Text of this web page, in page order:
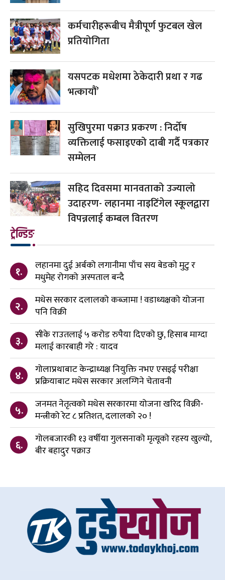
कर्मचारीहरूबीच मैत्रीपूर्ण फुटबल खेल
प्रतियोगिता
यसपटक मधेशमा ठेकेदारी प्रथा र गढ
भत्कायौं’
सुखिपुरमा पक्राउ प्रकरण : निर्दोष
व्यक्तिलाई फसाइएको दाबी गर्दै पत्रकार
सम्मेलन
सहिद दिवसमा मानवताको उज्यालो
उदाहरण- लहानमा नाइटिंगेल स्कूलद्वारा
विपन्नलाई कम्बल वितरण
ट्रेन्डिङ
१.
लहानमा दुई अर्बको लगानीमा पाँच सय बेडको मुटु र
मधुमेह रोगको अस्पताल बन्दै
२.
मधेस सरकार दलालको कब्जामा ! वडाध्यक्षको योजना
पनि विक्री
३.
सीके राउतलाई ५ करोड रुपैया दिएको छु, हिसाब माग्दा
मलाई कारबाही गरे : यादव
४.
गोलाप्रथाबाट केन्द्राध्यक्ष नियुक्ति नभए एसइई परीक्षा
प्रक्रियाबाट मधेस सरकार अलग्गिने चेतावनी
५.
जनमत नेतृत्वको मधेस सरकारमा योजना खरिद विक्री-
मन्त्रीको रेट ८ प्रतिशत, दलालको २० !
६.
गोलबजारकी १३ वर्षीया गुलसनाको मृत्यूको रहस्य खुल्यो,
बीर बहादुर पक्राउ